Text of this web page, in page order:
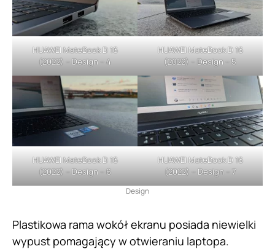
HUAWEI MateBook D 16
(2022) – Design – 4
HUAWEI MateBook D 16
(2022) – Design – 5
HUAWEI MateBook D 16
(2022) – Design – 6
HUAWEI MateBook D 16
(2022) – Design – 7
Design
Plastikowa rama wokół ekranu posiada niewielki
wypust pomagający w otwieraniu laptopa.